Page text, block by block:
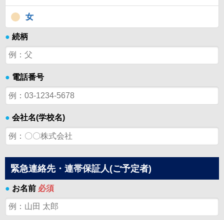
女
● 続柄
● 電話番号
● 会社名(学校名)
緊急連絡先・連帯保証人(ご予定者)
● お名前 必須